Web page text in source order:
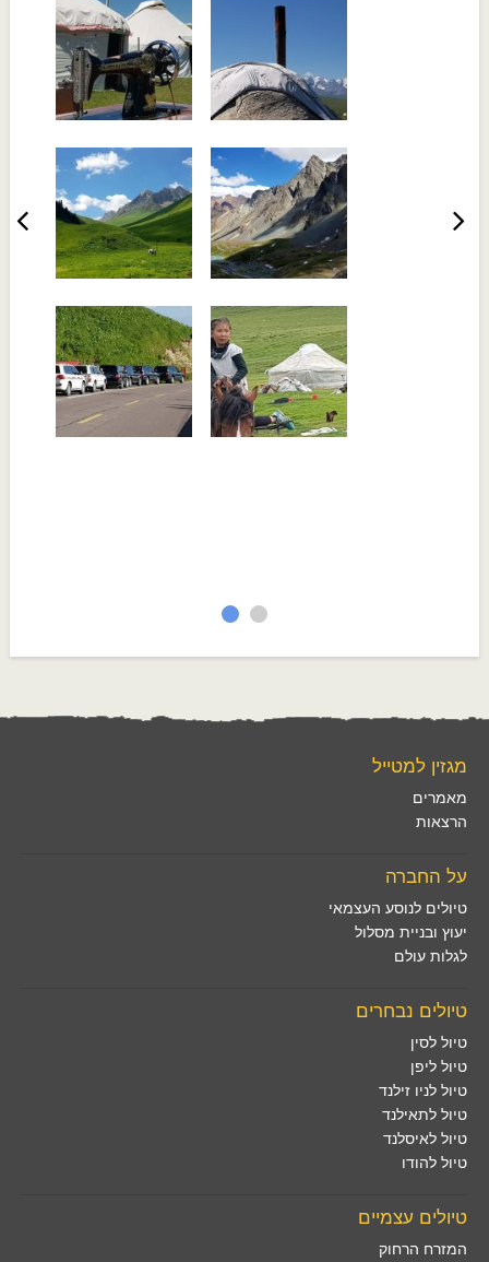
מגזין למטייל
מאמרים
הרצאות
על החברה
טיולים לנוסע העצמאי
יעוץ ובניית מסלול
לגלות עולם
טיולים נבחרים
טיול לסין
טיול ליפן
טיול לניו זילנד
טיול לתאילנד
טיול לאיסלנד
טיול להודו
טיולים עצמיים
המזרח הרחוק